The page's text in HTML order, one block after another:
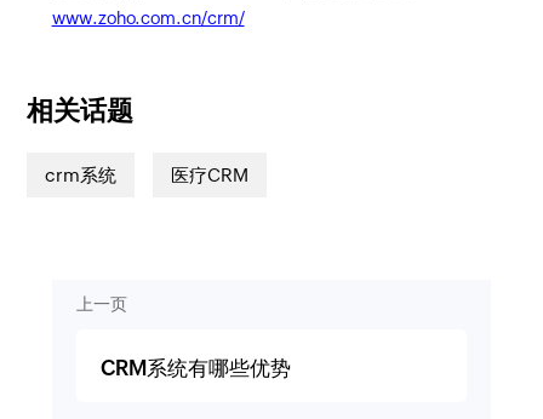
www.zoho.com.cn/crm/
相关话题
crm系统 医疗CRM
上一页
CRM系统有哪些优势